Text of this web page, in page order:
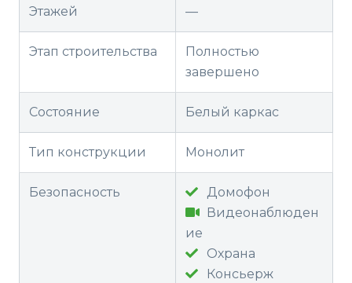
Этажей —
Этап строительства
Полностью
завершено
Состояние Белый каркас
Тип конструкции Монолит
Безопасность
Домофон
Видеонаблюден
ие
Охрана
Консьерж